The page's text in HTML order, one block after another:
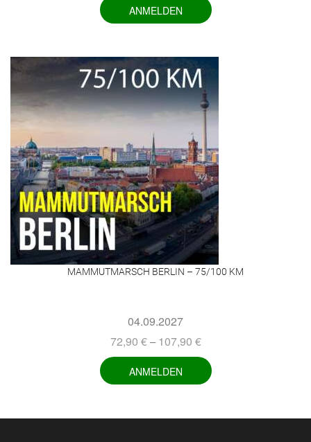
ANMELDEN
MAMMUTMARSCH BERLIN – 75/100 KM
04.09.2027
72,90 € –107,90 €
ANMELDEN